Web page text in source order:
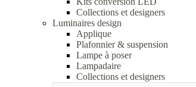
Collections et designers
Luminaires design
Applique
Plafonnier & suspension
Lampe à poser
Lampadaire
Collections et designers